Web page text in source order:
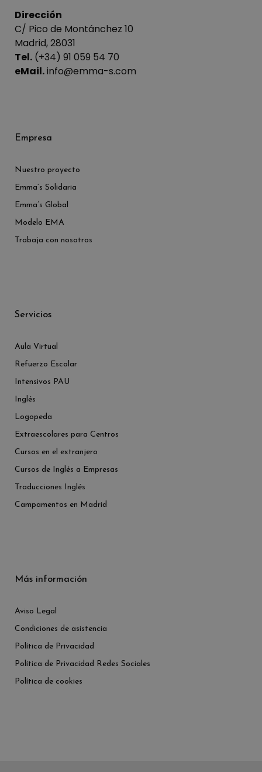
Dirección
C/ Pico de Montánchez 10
Madrid, 28031
Tel. (+34) 91 059 54 70
eMail.info@emma-s.com
Empresa
Nuestro proyecto
Emma’s Solidaria
Emma’s Global
Modelo EMA
Trabaja con nosotros
Servicios
Aula Virtual
Refuerzo Escolar
Intensivos PAU
Inglés
Logopeda
Extraescolares para Centros
Cursos en el extranjero
Cursos de Inglés a Empresas
Traducciones Inglés
Campamentos en Madrid
Más información
Aviso Legal
Condiciones de asistencia
Política de Privacidad
Política de Privacidad Redes Sociales
Política de cookies